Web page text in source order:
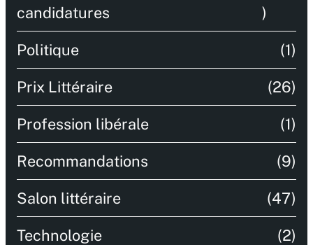
candidatures
)
Politique (1)
Prix Littéraire (26)
Profession libérale (1)
Recommandations (9)
Salon littéraire (47)
Technologie (2)